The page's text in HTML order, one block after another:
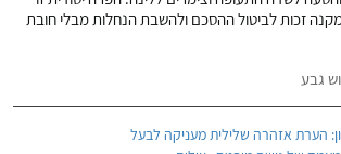
זכות לביטול ההסכם ולהשבת הנחלות מבלי חובת
גבע